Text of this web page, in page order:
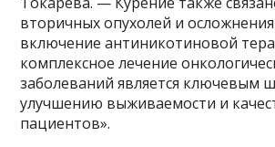
вторичных опухолей и
включение антиникотиновой
комплексное лечение
заболеваний является ключевым
улучшению выживаемости и
пациентов».